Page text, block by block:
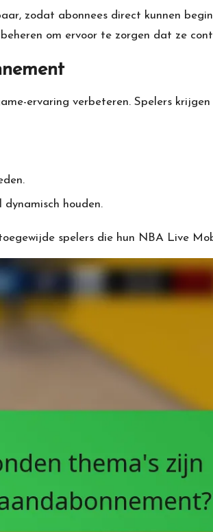
zodat abonnees direct kunnen
om ervoor te zorgen dat ze
ervaring verbeteren. Spelers
houden.
spelers die hun NBA Live